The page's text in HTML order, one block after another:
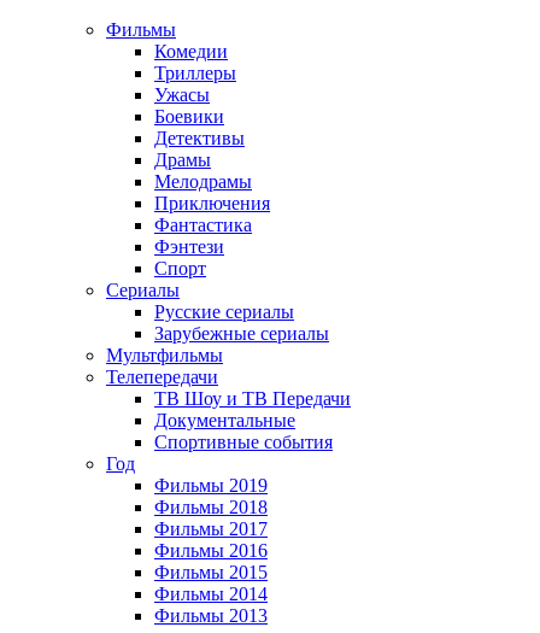
Фильмы
Комедии
Триллеры
Ужасы
Боевики
Детективы
Драмы
Мелодрамы
Приключения
Фантастика
Фэнтези
Спорт
Сериалы
Русские сериалы
Зарубежные сериалы
Мультфильмы
Телепередачи
ТВ Шоу и ТВ Передачи
Документальные
Спортивные события
Год
Фильмы 2019
Фильмы 2018
Фильмы 2017
Фильмы 2016
Фильмы 2015
Фильмы 2014
Фильмы 2013